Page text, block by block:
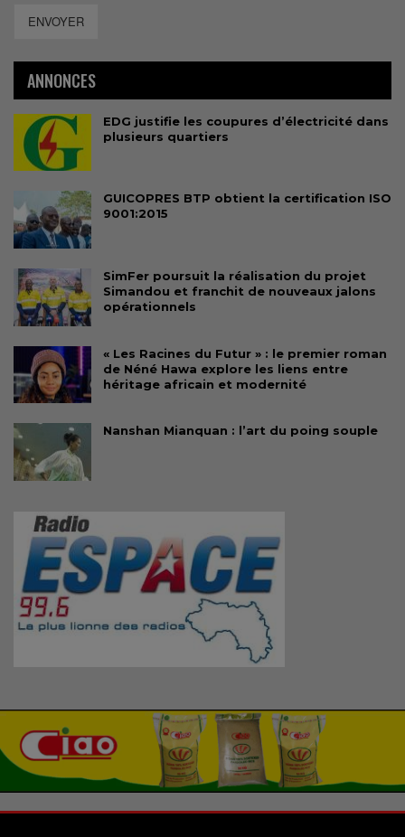
ENVOYER
ANNONCES
EDG justifie les coupures d’électricité dans
plusieurs quartiers
GUICOPRES BTP obtient la certification ISO
9001:2015
SimFer poursuit la réalisation du projet
Simandou et franchit de nouveaux jalons
opérationnels
« Les Racines du Futur » : le premier roman
de Néné Hawa explore les liens entre
héritage africain et modernité
Nanshan Mianquan : l’art du poing souple